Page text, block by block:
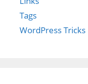
Tags
WordPress Tricks